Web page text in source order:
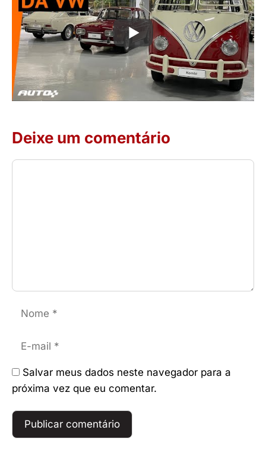
Deixe um comentário
Comentário
Nome
E-
mail
Salvar meus dados neste navegador para a
próxima vez que eu comentar.